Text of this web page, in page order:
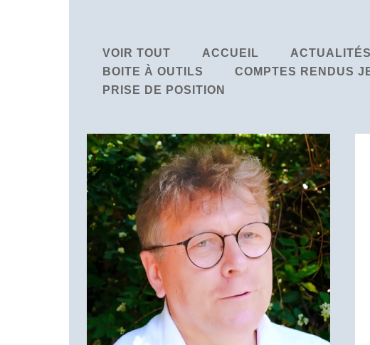
VOIR TOUT ACCUEIL
BOITE À OUTILS
COMPTES RENDUS
PRISE DE POSITION